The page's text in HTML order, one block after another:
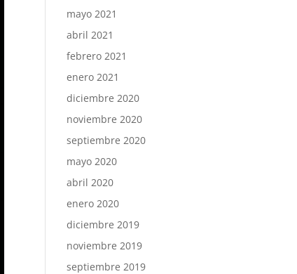
mayo 2021
abril 2021
febrero 2021
enero 2021
diciembre 2020
noviembre 2020
septiembre 2020
mayo 2020
abril 2020
enero 2020
diciembre 2019
noviembre 2019
septiembre 2019